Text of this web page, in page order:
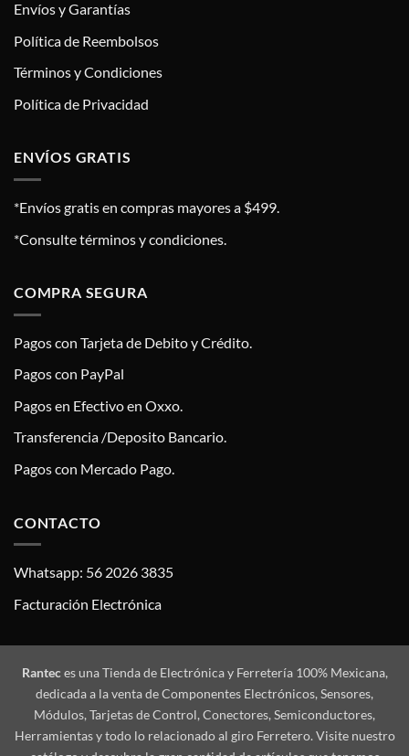
Envíos y Garantías
Política de Reembolsos
Términos y Condiciones
Política de Privacidad
ENVÍOS GRATIS
*Envíos gratis en compras mayores a $499.
*Consulte términos y condiciones.
COMPRA SEGURA
Pagos con Tarjeta de Debito y Crédito.
Pagos con PayPal
Pagos en Efectivo en Oxxo.
Transferencia /Deposito Bancario.
Pagos con Mercado Pago.
CONTACTO
Whatsapp: 56 2026 3835
Facturación Electrónica
Ranteces una Tienda de Electrónica y Ferretería 100% Mexicana,
dedicada a la venta de Componentes Electrónicos, Sensores,
Módulos, Tarjetas de Control, Conectores, Semiconductores,
Herramientas y todo lo relacionado al giro Ferretero. Visite nuestro